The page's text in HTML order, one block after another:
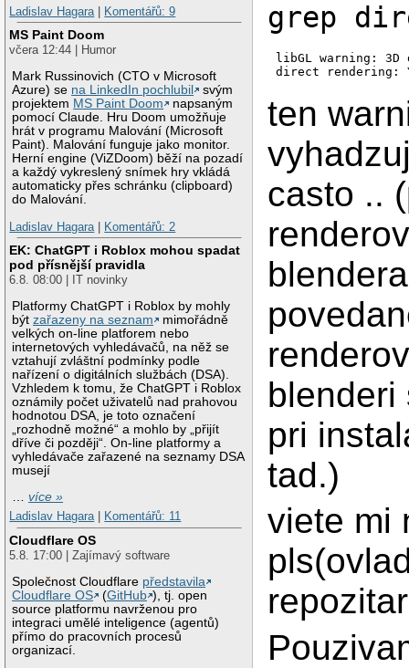
Ladislav Hagara
Komentářů: 9
MS Paint Doom
včera 12:44 | Humor
Mark Russinovich (CTO v Microsoft
Azure) se na LinkedIn pochlubil
svým
projektem MS Paint Doom
napsaným
pomocí Claude. Hru Doom umožňuje
hrát v programu Malování (Microsoft
Paint). Malování funguje jako monitor.
Herní engine (ViZDoom) běží na pozadí
a každý vykreslený snímek hry vkládá
automaticky přes schránku (clipboard)
do Malování.
Ladislav Hagara
Komentářů: 2
EK: ChatGPT i Roblox mohou spadat
pod přísnější pravidla
6.8. 08:00 | IT novinky
Platformy ChatGPT i Roblox by mohly
býtzařazeny na seznam
mimořádně
velkých on-line platforem nebo
internetových vyhledávačů, na něž se
vztahují zvláštní podmínky podle
nařízení o digitálních službách (DSA).
Vzhledem k tomu, že ChatGPT i Roblox
oznámily počet uživatelů nad prahovou
hodnotou DSA, je toto označení
„rozhodně možné“ a mohlo by „přijít
dříve či později“. On-line platformy a
vyhledávače zařazené na seznamy DSA
musejí
…více »
Ladislav Hagara| Komentářů: 11
Cloudflare OS
5.8. 17:00 | Zajímavý software
Společnost Cloudflare představila
Cloudflare OS
(GitHub ), tj. open
source platformu navrženou pro
integraci umělé inteligence (agentů)
přímo do pracovních procesů
organizací.
grep
libGL warning:
direct rendering:
ten
casto ..
blenderi
pri
tad.)
viete mi